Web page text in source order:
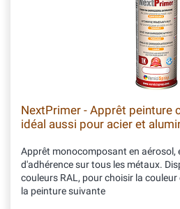
NextPrimer - Apprêt peinture
idéal aussi pour acier et
Apprêt monocomposant en aérosol,
d'adhérence sur tous les métaux.
couleurs RAL, pour choisir la
la peinture suivante